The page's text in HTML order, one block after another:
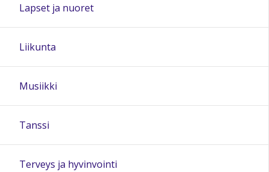
Lapset ja nuoret
Liikunta
Musiikki
Tanssi
Terveys ja hyvinvointi